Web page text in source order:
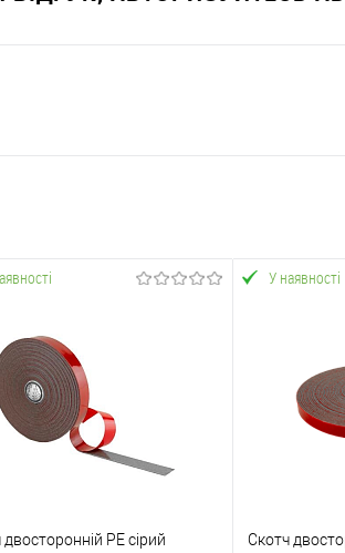
PE сірий
У наявності
Скотч